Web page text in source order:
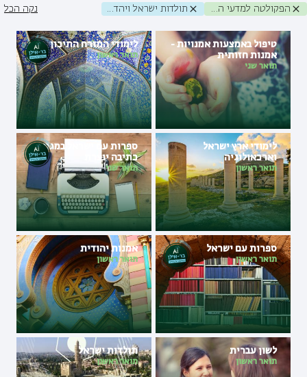
הפקולטה למדעי היהדות תולדות ישראל ויהדות זמננו נקה הכל
טיפול באמצעות אמנויות -
אמנות חזותית
תואר שני
לימודי המזרח התיכון
תואר ראשון
לימודי ארץ ישראל
וארכאולוגיה
תואר ראשון
ספרות עם ישראל במגמת
כתיבה יוצרת
תואר שני
ספרות עם ישראל
תואר ראשון
אמנות יהודית
תואר ראשון
לשון עברית
תואר ראשון
תולדות ישראל
תואר ראשון